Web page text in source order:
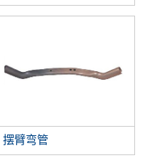
摆臂弯管